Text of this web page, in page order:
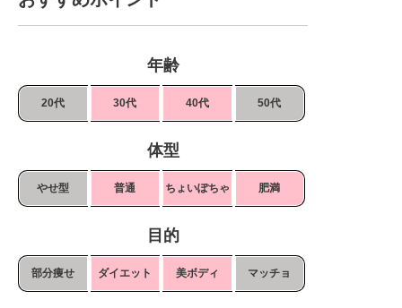
年齢
20代 30代 40代 50代
体型
やせ型 普通 ちょいぽちゃ 肥満
目的
部分痩せ ダイエット 美ボディ マッチョ